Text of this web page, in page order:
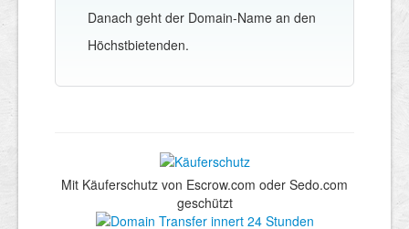
Danach geht der Domain-Name an den
Höchstbietenden.
Mit Käuferschutz von Escrow.com oder Sedo.com
geschützt